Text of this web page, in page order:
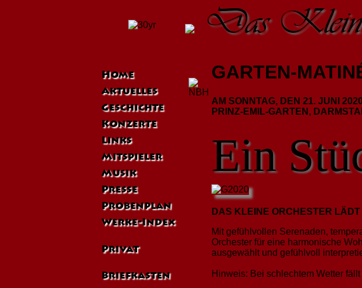
Das Kleine
Home
Aktuelles
Geschichte
Konzerte
Links
Mitspieler
Musik
Presse
Probenplan
Werke-Index
Privat
Briefkasten
GARTEN-
AM SONNTAG, DEN 21. JUNI
PRINZ-EMIL-GARTEN,
Ein
DAS KLEINE ORCHESTER
Mit gefühlvollen Serenaden,
Orchester für eine harmonische
ausgewählt und gefühlvoll
Hinweis: Bei schlechtem Wetter